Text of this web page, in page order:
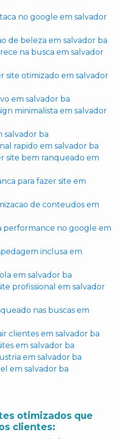
no google em salvador
de beleza em salvador ba
na busca em salvador
site otimizado em salvador
em salvador ba
minimalista em salvador
salvador ba
rapido em salvador ba
site bem ranqueado em
para fazer site em
de conteudos em
performance no google em
inclusa em
em salvador ba
profissional em salvador
nas buscas em
clientes em salvador ba
em salvador ba
em salvador ba
em salvador ba
otimizados que
clientes: